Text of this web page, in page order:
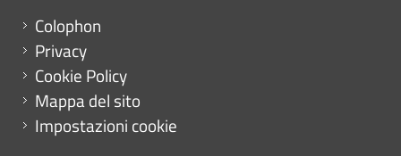
Menu footer
Colophon
Privacy
Cookie Policy
Mappa del sito
Impostazioni cookie